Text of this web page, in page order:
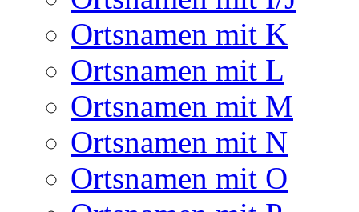
Ortsnamen mit K
Ortsnamen mit L
Ortsnamen mit M
Ortsnamen mit N
Ortsnamen mit O